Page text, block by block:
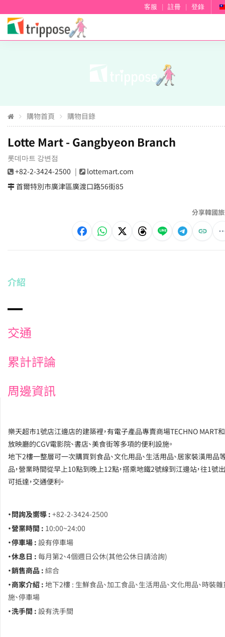
客服 註冊 登錄
購物首頁 購物目錄
Lotte Mart - Gangbyeon Branch
롯데마트 강변점
+82-2-3424-2500
lottemart.com
首爾特別市廣津區廣渡口路56街85
分享韓國
介紹
交通
累計評論
周邊資訊
樂天超市1號店江邊店的建築裡，有電子產品專賣商場TECHNO MART
放映廳的CGV電影院、書店、美食街等多項的便利設施。
地下2樓一整層可一次購買到食品、文化用品、生活用品、居家裝潢用品
品，營業時間從早上10點到晚上12點，搭乘地鐵2號線到江邊站，往1號
可抵達，交通便利。
・問詢及嚮導 : +82-2-3424-2500
・營業時間 : 10:00~24:00
・停車場 : 設有停車場
・休息日 : 每月第2、4個週日公休(其他公休日請洽詢)
・銷售商品 : 綜合
・商家介紹 : 地下2樓 : 生鮮食品、加工食品、生活用品、文化用品、時裝雜
施、停車場
・洗手間 : 設有洗手間